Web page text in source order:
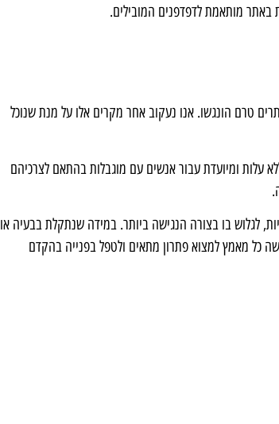
טרם הונגשו. אנו נעקוב אחר מקרים אלו על מנת שנוכל
עלות ומיועדת עבור אנשים עם מוגבלות בהתאם לצרכיהם
לגלוש בו בצורה הנגישה ביותר. במידה שנתקלת בבעיה או
כל מאמץ למצוא פתרון מתאים ולטפל בפנייה בהקדם